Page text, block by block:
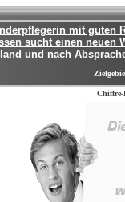
mit guten
sucht einen neuen
und nach
Chiffre-